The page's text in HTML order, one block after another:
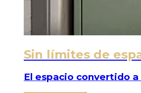
Sin límites de
El espacio convertido